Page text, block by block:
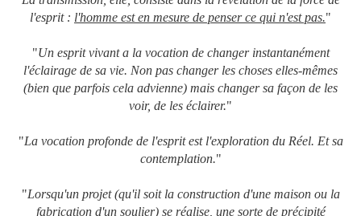
l'esprit : l'homme est en mesure de penser ce qui n'est pas."
"Un esprit vivant a la vocation de changer instantanément
l'éclairage de sa vie. Non pas changer les choses elles-mêmes
(bien que parfois cela advienne) mais changer sa façon de les
voir, de les éclairer."
"La vocation profonde de l'esprit est l'exploration du Réel. Et sa
contemplation."
"Lorsqu'un projet (qu'il soit la construction d'une maison ou la
fabrication d'un soulier) se réalise, une sorte de précipité